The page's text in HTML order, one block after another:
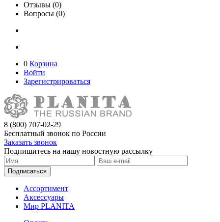
Отзывы (0)
Вопросы (0)
0 Корзина
Войти
Зарегистрироваться
8 (800) 707-02-29
Бесплатный звонок по России
Заказать звонок
Подпишитесь на нашу новостную рассылку
Подписаться
Ассортимент
Аксессуары
Мир PLANITA